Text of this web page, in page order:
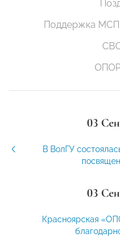
Поддержка
03
В ВолГУ
03
Красноярская